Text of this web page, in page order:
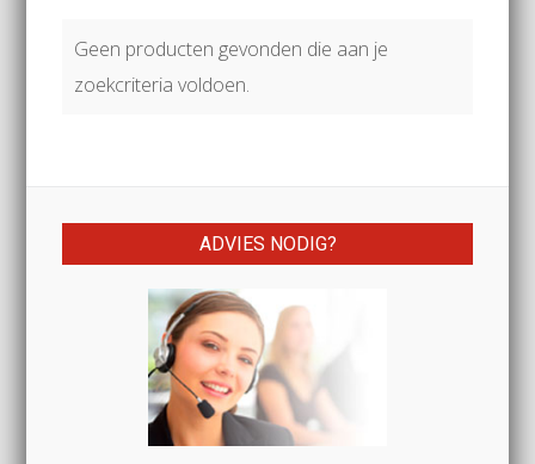
Geen producten gevonden die aan je
zoekcriteria voldoen.
ADVIES NODIG?